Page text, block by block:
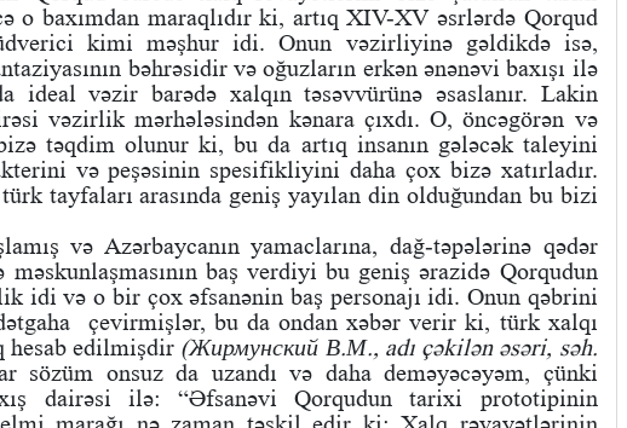
o baxımdan maraqlıdır ki, artıq XIV-XV əsrlərdə Qorqud
kimi məşhur idi. Onun vəzirliyinə gəldikdə isə,
bəhrəsidir və oğuzların erkən ənənəvi baxışı ilə
vəzir barədə xalqın təsəvvürünə əsaslanır. Lakin
vəzirlik mərhələsindən kənara çıxdı. O, öncəgörən və
təqdim olunur ki, bu da artıq insanın gələcək taleyini
və peşəsinin spesifikliyini daha çox bizə xatırladır.
tayfaları arasında geniş yayılan din olduğundan bu bizi
və Azərbaycanın yamaclarına, dağ-təpələrinə qədər
baş verdiyi bu geniş ərazidə Qorqudun
idi və o bir çox əfsanənin baş personajı idi. Onun qəbrini
çevirmişlər, bu da ondan xəbər verir ki, türk xalqı
hesab edilmişdir (Жирмунский В.М., adı çəkilən əsəri, səh.
sözüm onsuz da uzandı və daha deməyəcəyəm, çünki
dairəsi ilə: “Əfsanəvi Qorqudun tarixi prototipinin